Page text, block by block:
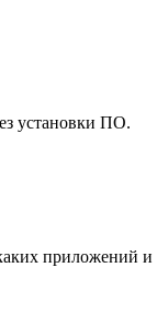
установки ПО.
приложений и